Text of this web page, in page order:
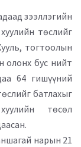
зээллэгийн
төслийг
тогтоолын
олонх бус нийт
64 гишүүний
батлахыг
төсөл
нарын 21